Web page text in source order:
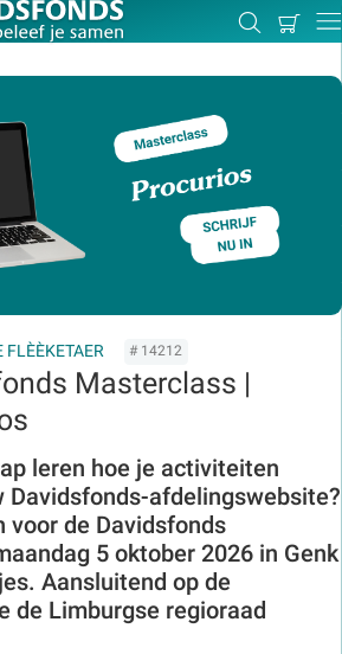
Zoeken
Mijn
FLÈÈKETAER # 14212
Masterclass |
leren hoe je activiteiten
Davidsfonds-afdelingswebsite?
voor de Davidsfonds
5 oktober 2026 in Genk
Aansluitend op de
de Limburgse regioraad